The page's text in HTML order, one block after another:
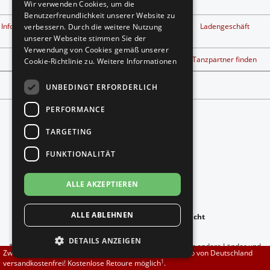
Brautschuhe
Sneaker
Untergrößen 33-35
Übergrößen 43-44
Flexerinas
Merlet
Nueva Epoca
Portdance
RayRose
Rummos
Rumpf
TopTanz
Datenschutz
Info kostenlose Retouren1
Widerrufsbelehrung &
Widerrufsformular
Ladengeschäft
Tanzschuh Berater Workshop finden Tanzpartner finden
Vertrag widerrufen
anzeigen: - zur Mobilen Ansicht
Copyright © 2026
*Gilt für Lieferungen nach Deutschland. Lieferzeiten für andere Länder und
Informationen zur Berechnung des Liefertermins siehehier.
Zwischen 70,00 EUR und 800,00 EUR liefern wir innerhalb von Deutschland
versandkostenfrei! Kostenlose Retoure möglich1.
Wir verwenden Cookies, um die
Benutzerfreundlichkeit unserer Website zu
verbessern. Durch die weitere Nutzung
unserer Webseite stimmen Sie der
Verwendung von Cookies gemäß unserer
Cookie-Richtlinie zu. Weitere Informationen
UNBEDINGT ERFORDERLICH
PERFORMANCE
TARGETING
FUNKTIONALITÄT
ALLE AKZEPTIEREN
ALLE ABLEHNEN
DETAILS ANZEIGEN